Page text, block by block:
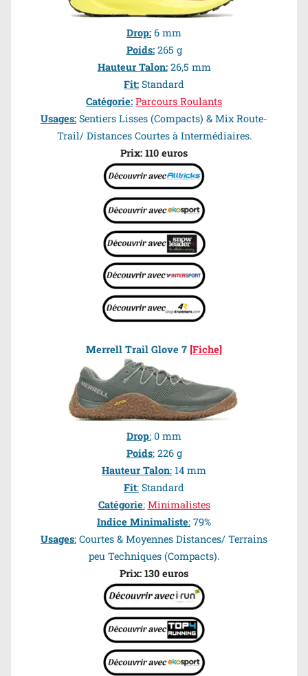
Drop: 6 mm
Poids:265 g
Hauteur Talon:26,5 mm
Fit: Standard
Catégorie: Parcours Roulants
Usages: Sentiers Lisses (Compacts) & Mix Route-
Trail/ Distances Courtes à Intermédiaires.
Prix: 110 euros
Merrell Trail Glove 7 [Fiche]
Drop: 0 mm
Poids:226 g
Hauteur Talon: 14 mm
Fit: Standard
Catégorie: Minimalistes
Indice Minimaliste: 79%
Usages: Courtes & Moyennes Distances/ Terrains
peu Techniques (Compacts).
Prix: 130 euros